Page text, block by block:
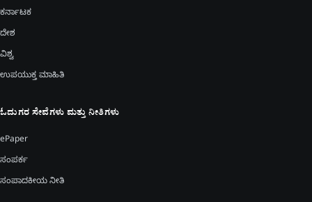
ಕರ್ನಾಟಕ
ದೇಶ
ವಿಶ್ವ
ಉಪಯುಕ್ತ ಮಾಹಿತಿ
ಓದುಗರ ಸೇವೆಗಳು ಮತ್ತು ನೀತಿಗಳು
ePaper
ಸಂಪರ್ಕ
ಸಂಪಾದಕೀಯ ನೀತಿ